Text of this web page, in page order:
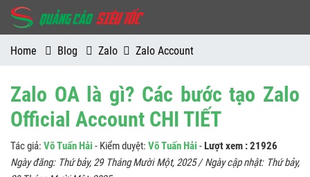
Home Blog Zalo Zalo Account
Zalo OA là gì? Các bước tạo Zalo
Official Account CHI TIẾT
Tác giả: Võ Tuấn Hải - Kiểm duyệt: Võ Tuấn Hải -Lượt xem : 21926
Ngày đăng: Thứ bảy, 29 Tháng Mười Một, 2025/ Ngày cập nhật: Thứ bảy,